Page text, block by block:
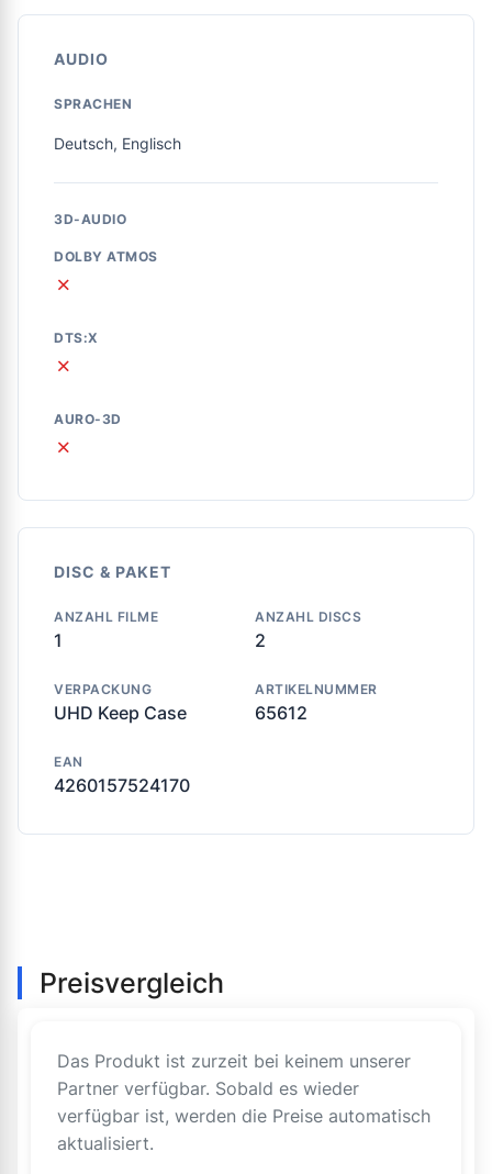
AUDIO
SPRACHEN
Deutsch, Englisch
3D-AUDIO
DOLBY ATMOS
✗
DTS:X
✗
AURO-3D
✗
DISC & PAKET
ANZAHL FILME
1
ANZAHL DISCS
2
VERPACKUNG
UHD Keep Case
ARTIKELNUMMER
65612
EAN
4260157524170
Preisvergleich
Das Produkt ist zurzeit bei keinem unserer
Partner verfügbar. Sobald es wieder
verfügbar ist, werden die Preise automatisch
aktualisiert.